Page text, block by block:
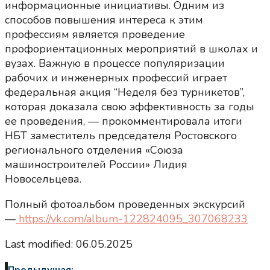
информационные инициативы. Одним из
способов повышения интереса к этим
профессиям является проведение
профориентационных мероприятий в школах и
вузах. Важную в процессе популяризации
рабочих и инженерных профессий играет
федеральная акция “Неделя без турникетов”,
которая доказала свою эффективность за годы
ее проведения, — прокомментировала итоги
НБТ заместитель председателя Ростовского
регионального отделения «Союза
машиностроителей России» Лидия
Новосельцева.
Полный фотоальбом проведенных экскурсий
— https://vk.com/album-122824095_307068233
Last modified: 06.05.2025